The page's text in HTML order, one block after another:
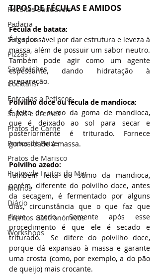
Receitas Saudáveis
Padaria
Salgados
Pizzas
Sandwiches
Cocktails
Entradas e Petiscos
Sopas e Cremes
Pratos de Carne
Pratos de Peixe
Pratos de Marisco
Pratos de Frutos do Mar
Molhos
Diário
Eventos Gastronómicos
Workshops
TIPOS DE FÉCULAS E AMIDOS
Fécula de batata:
É responsável por dar estrutura e leveza à
massa, além de possuir um sabor neutro.
Também pode agir como um agente
espessante, dando hidratação à
preparação.
Polvilho doce ou fécula de mandioca:
É feito do sumo da goma de mandioca,
que é deixado ao sol para secar e
posteriormente é triturado. Fornece
gomosidade à massa.
Polvilho azedo:
Também feita do sumo da mandioca,
porém, diferente do polvilho doce, antes
da secagem, é fermentado por alguns
dias, circunstância que o que faz que
fique azedo. Somente após esse
procedimento é que ele é secado e
triturado.  Se difere do polvilho doce,
porque dá expansão à massa e garante
uma crosta (como, por exemplo, a do pão
de queijo) mais crocante.